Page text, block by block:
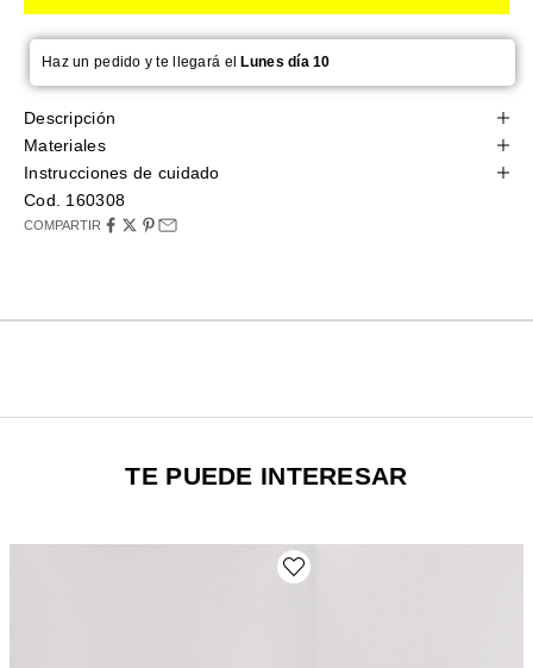
Haz un pedido y te llegará elLunes día 10
Descripción
Materiales
Instrucciones de cuidado
Cod. 160308
COMPARTIR
TE PUEDE INTERESAR